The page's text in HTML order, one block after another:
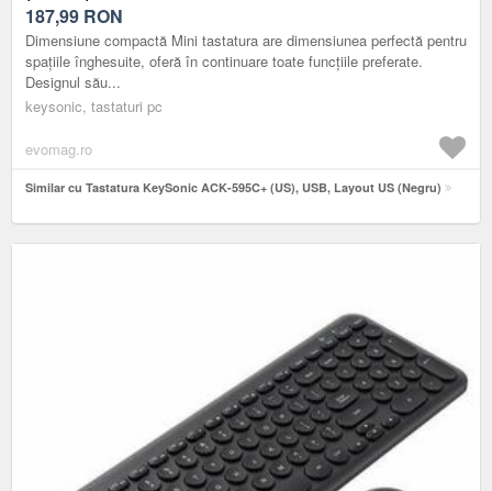
187,99 RON
Dimensiune compactă Mini tastatura are dimensiunea perfectă pentru
spațiile înghesuite, oferă în continuare toate funcțiile preferate.
Designul său...
keysonic, tastaturi pc
evomag.ro
Similar cu Tastatura KeySonic ACK-595C+ (US), USB, Layout US (Negru)